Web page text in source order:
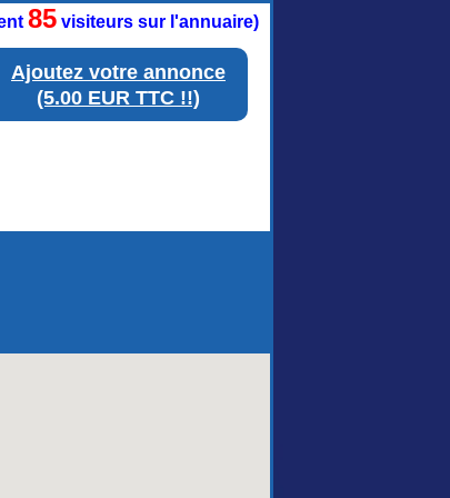
Ajoutez votre annonce
(5.00 EUR TTC !!)
85 visiteurs sur l'annuaire)